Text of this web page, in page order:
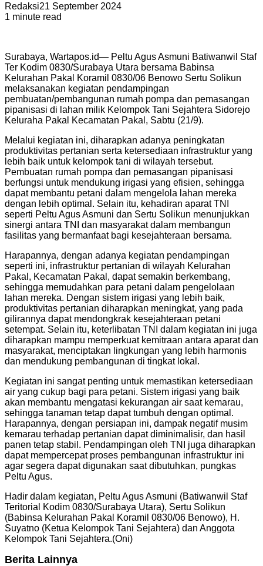
Redaksi21 September 2024
1 minute read
Surabaya, Wartapos.id— Peltu Agus Asmuni Batiwanwil Staf
Ter Kodim 0830/Surabaya Utara bersama Babinsa
Kelurahan Pakal Koramil 0830/06 Benowo Sertu Solikun
melaksanakan kegiatan pendampingan
pembuatan/pembangunan rumah pompa dan pemasangan
pipanisasi di lahan milik Kelompok Tani Sejahtera Sidorejo
Keluraha Pakal Kecamatan Pakal, Sabtu (21/9).
Melalui kegiatan ini, diharapkan adanya peningkatan
produktivitas pertanian serta ketersediaan infrastruktur yang
lebih baik untuk kelompok tani di wilayah tersebut.
Pembuatan rumah pompa dan pemasangan pipanisasi
berfungsi untuk mendukung irigasi yang efisien, sehingga
dapat membantu petani dalam mengelola lahan mereka
dengan lebih optimal. Selain itu, kehadiran aparat TNI
seperti Peltu Agus Asmuni dan Sertu Solikun menunjukkan
sinergi antara TNI dan masyarakat dalam membangun
fasilitas yang bermanfaat bagi kesejahteraan bersama.
Harapannya, dengan adanya kegiatan pendampingan
seperti ini, infrastruktur pertanian di wilayah Kelurahan
Pakal, Kecamatan Pakal, dapat semakin berkembang,
sehingga memudahkan para petani dalam pengelolaan
lahan mereka. Dengan sistem irigasi yang lebih baik,
produktivitas pertanian diharapkan meningkat, yang pada
gilirannya dapat mendongkrak kesejahteraan petani
setempat. Selain itu, keterlibatan TNI dalam kegiatan ini juga
diharapkan mampu memperkuat kemitraan antara aparat dan
masyarakat, menciptakan lingkungan yang lebih harmonis
dan mendukung pembangunan di tingkat lokal.
Kegiatan ini sangat penting untuk memastikan ketersediaan
air yang cukup bagi para petani. Sistem irigasi yang baik
akan membantu mengatasi kekurangan air saat kemarau,
sehingga tanaman tetap dapat tumbuh dengan optimal.
Harapannya, dengan persiapan ini, dampak negatif musim
kemarau terhadap pertanian dapat diminimalisir, dan hasil
panen tetap stabil. Pendampingan oleh TNI juga diharapkan
dapat mempercepat proses pembangunan infrastruktur ini
agar segera dapat digunakan saat dibutuhkan, pungkas
Peltu Agus.
Hadir dalam kegiatan, Peltu Agus Asmuni (Batiwanwil Staf
Teritorial Kodim 0830/Surabaya Utara), Sertu Solikun
(Babinsa Kelurahan Pakal Koramil 0830/06 Benowo), H.
Suyatno (Ketua Kelompok Tani Sejahtera) dan Anggota
Kelompok Tani Sejahtera.(Oni)
Berita Lainnya